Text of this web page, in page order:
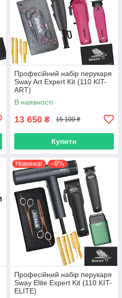
Професійний набір перукаря
Sway Art Expert Kit (110 KIT-
ART)
В наявності
13 650 ₴ 15 100 ₴
Купити
Новинка! –9%
Професійний набір перукаря
Sway Elite Expert Kit (110 KIT-
ELITE)